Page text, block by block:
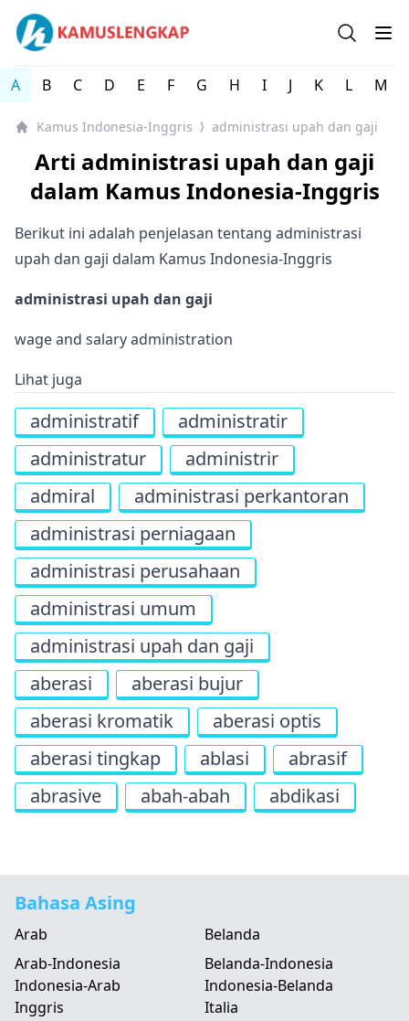
Kamus Lengkap Indonesia-Inggris - Kamus Bahasa
Open
A B C D E F G H I J K L M
Kamus Indonesia-Inggris ⟩ administrasi upah dan gaji
Arti administrasi upah dan gaji
dalam Kamus Indonesia-Inggris
Berikut ini adalah penjelasan tentang administrasi
upah dan gaji dalam Kamus Indonesia-Inggris
administrasi upah dan gaji
wage and salary administration
Lihat juga
administratif
administratir
administratur
administrir
admiral
administrasi perkantoran
administrasi perniagaan
administrasi perusahaan
administrasi umum
administrasi upah dan gaji
aberasi
aberasi bujur
aberasi kromatik
aberasi optis
aberasi tingkap
ablasi
abrasif
abrasive
abah-abah abdikasi
Bahasa Asing
Arab
Arab-Indonesia
Indonesia-Arab
Belanda
Belanda-Indonesia
Indonesia-Belanda
Inggris
Italia